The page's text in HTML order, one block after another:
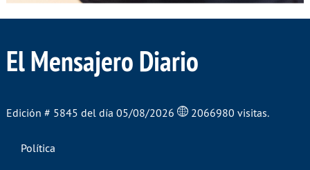
El Mensajero Diario
Edición # 5845 del día 05/08/2026 2066980 visitas.
Política